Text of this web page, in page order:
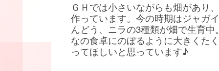
ＧＨでは小さいながらも畑があり
作っています。今の時期はジャガ
んどう、ニラの3種類が畑で生育中
なの食卓にのぼるように大きくた
ってほしいと思っています♪